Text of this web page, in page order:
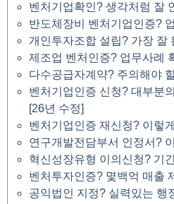
벤처기업확인? 생각처럼 잘
반도체장비 벤처기업인증?
개인투자조합 설립? 가장 잘
제조업 벤처인증? 업무사례
다수공급자계약? 주의해야
벤처기업인증 신청? 대부분
[26년 수정]
벤처기업인증 재신청? 이렇
연구개발전담부서 인정서?
혁신성장유형 이의신청? 기
벤처투자인증? 몇백억 매출
공익법인 지정? 실력있는 행